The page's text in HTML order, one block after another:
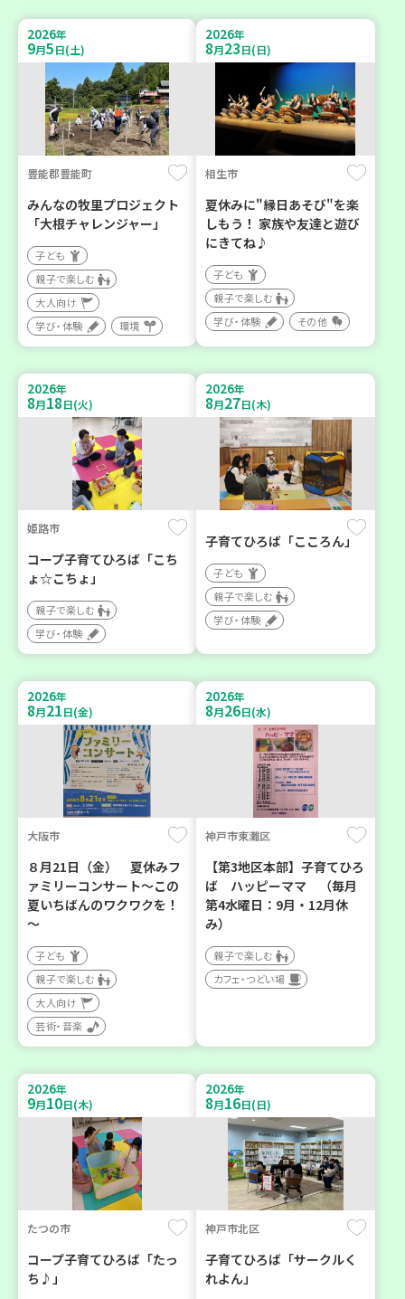
2026年
9月5日(土)
豊能郡豊能町
みんなの牧里プロジェクト
「大根チャレンジャー」
子ども
親子で楽しむ
大人向け
学び・体験
環境
2026年
8月23日(日)
相生市
夏休みに"縁日あそび"を楽
しもう！ 家族や友達と遊び
にきてね♪
子ども
親子で楽しむ
学び・体験
その他
2026年
8月18日(火)
姫路市
コープ子育てひろば「こち
ょ☆こちょ」
親子で楽しむ
学び・体験
2026年
8月27日(木)
子育てひろば「こころん」
子ども
親子で楽しむ
学び・体験
2026年
8月21日(金)
大阪市
８月21日（金） 夏休みフ
ァミリーコンサート～この
夏いちばんのワクワクを！
～
子ども
親子で楽しむ
大人向け
芸術・音楽
2026年
8月26日(水)
神戸市東灘区
【第3地区本部】子育てひろ
ば ハッピーママ （毎月
第4水曜日：9月・12月休
み）
親子で楽しむ
カフェ・つどい場
2026年
9月10日(木)
たつの市
コープ子育てひろば「たっ
ち♪」
2026年
8月16日(日)
神戸市北区
子育てひろば「サークルく
れよん」